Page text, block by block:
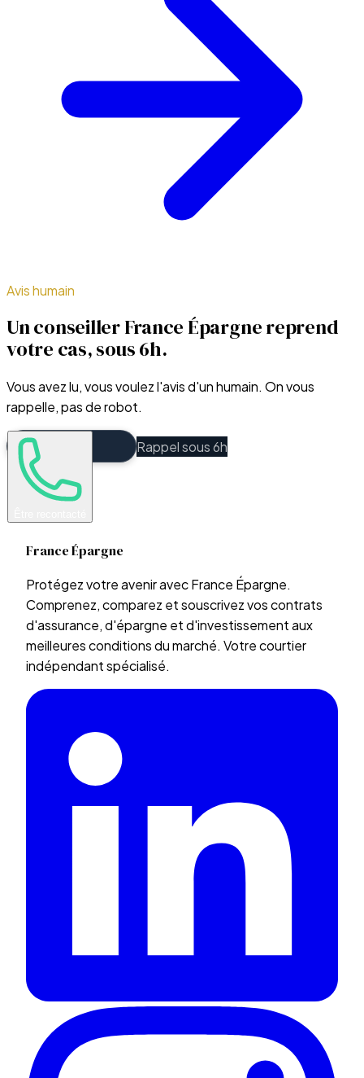
Avis humain
Un conseiller France Épargne reprend
votre cas, sous 6h.
Vous avez lu, vous voulez l'avis d'un humain. On vous
rappelle, pas de robot.
Rappel sous 6h
France Épargne
Protégez votre avenir avec France Épargne.
Comprenez, comparez et souscrivez vos contrats
d'assurance, d'épargne et d'investissement aux
meilleures conditions du marché. Votre courtier
indépendant spécialisé.